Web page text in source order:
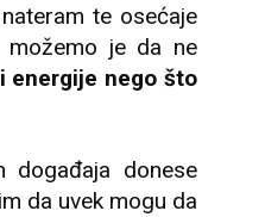
te osećaje
je da ne
energije nego što
donese
da uvek mogu da